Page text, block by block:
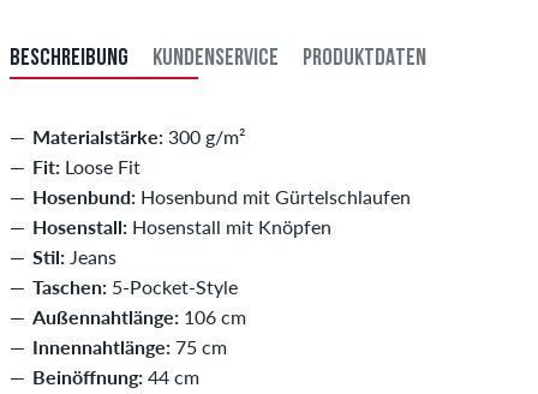
34 86
BESCHREIBUNG KUNDENSERVICE PRODUKTDATEN
Materialstärke: 300 g/m²
Fit: Loose Fit
Hosenbund: Hosenbund mit Gürtelschlaufen
Hosenstall: Hosenstall mit Knöpfen
Stil: Jeans
Taschen: 5-Pocket-Style
Außennahtlänge: 106 cm
Innennahtlänge: 75 cm
Beinöffnung: 44 cm